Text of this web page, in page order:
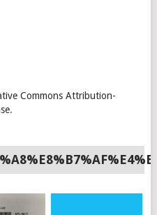
Commons Attribution-
.